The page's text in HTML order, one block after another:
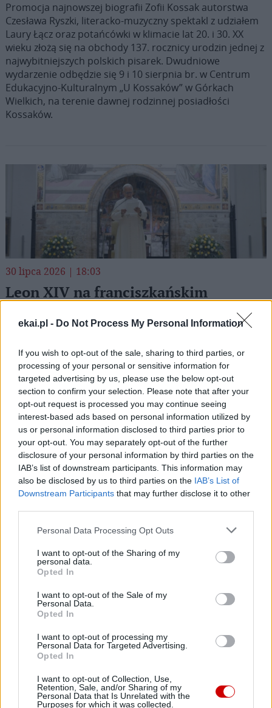
ekai.pl - Do Not Process My Personal Information
If you wish to opt-out of the sale, sharing to third parties, or
processing of your personal or sensitive information for
targeted advertising by us, please use the below opt-out
section to confirm your selection. Please note that after your
opt-out request is processed you may continue seeing
interest-based ads based on personal information utilized by
us or personal information disclosed to third parties prior to
your opt-out. You may separately opt-out of the further
disclosure of your personal information by third parties on the
IAB’s list of downstream participants. This information may
also be disclosed by us to third parties on the IAB’s List of
Downstream Participants that may further disclose it to other
Personal Data Processing Opt Outs
I want to opt-out of the Sharing of my
personal data.
Opted In
I want to opt-out of the Sale of my
Personal Data.
Opted In
I want to opt-out of processing my
Personal Data for Targeted Advertising.
Opted In
I want to opt-out of Collection, Use,
Retention, Sale, and/or Sharing of my
Personal Data that Is Unrelated with the
Purposes for which it was collected.
Promocja najnowszej biografii Zofii Kossak autorstwa
Czesława Ryszki, literacko-muzyczny spektakl z udziałem
Laury Łącz oraz potańcówki w klimacie lat 20. i 30. XX
wieku złożą się na obchody 137. rocznicy urodzin jednej z
najwybitniejszych polskich pisarek. Dwudniowe
wydarzenie odbędzie się 9 i 10 sierpnia br. w Centrum
Edukacyjno-Kulturalnym „U Kossaków” w Górkach
Wielkich, na terenie dawnej rodzinnej posiadłości
Kossaków.
30 lipca 2026 | 18:03
Leon XIV na franciszkańskim
We czwartek 6 sierpnia Leon XIV weźmie udział w
w Asyżu (GO! Franciscan Youth Meeting 2026), które
odbędzie się w dniach 3–6 sierpnia 2026 roku – informuje
Vatican News.
30 lipca 2026 | 13:28
Wielka Msza h-moll Bacha będzie
transmitowana z Jedliny-Zdroju
katolickiej parafii Trójcy Św. w Jedlinie-Zdroju.
dyrekcją Jana Tomasza Adamusa. Koncert organizowany
w ramach Festiwalu Bachowskiego Świdnica będzie
(Dwójka), początek o godz. 20.00. Wstęp jest bezpłatny.